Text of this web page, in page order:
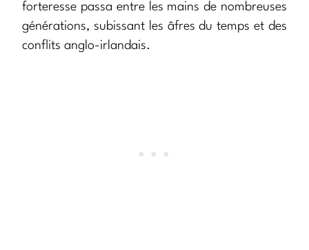
forteresse passa entre les mains de nombreuses
générations, subissant les âfres du temps et des
conflits anglo-irlandais.